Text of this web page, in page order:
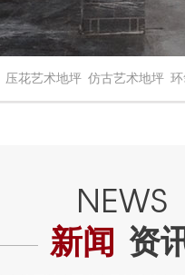
压花艺术地坪 仿古艺术地坪
新闻 资